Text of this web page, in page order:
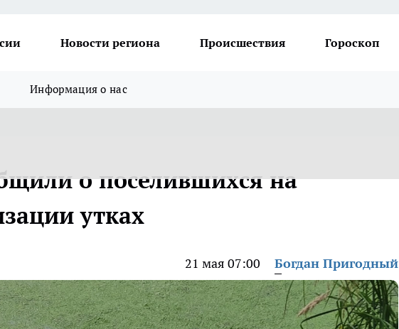
Новости региона Происшествия Гороскоп
Информация о нас
о поселившихся на
утках
21 мая 07:00 Богдан Пригодный